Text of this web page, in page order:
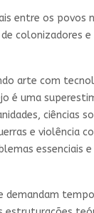
entre os povos
colonizadores e
arte com
é uma
ciências
e violência
essenciais e
demandam